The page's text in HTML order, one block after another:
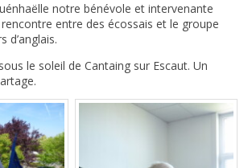
notre bénévole et intervenante
entre des écossais et le groupe
d’anglais.
le soleil de Cantaing sur Escaut. Un